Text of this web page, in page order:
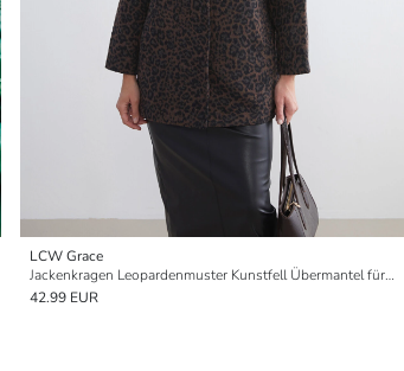
LCW Grace
Jackenkragen Leopardenmuster Kunstfell Übermantel für Damen
42.99 EUR